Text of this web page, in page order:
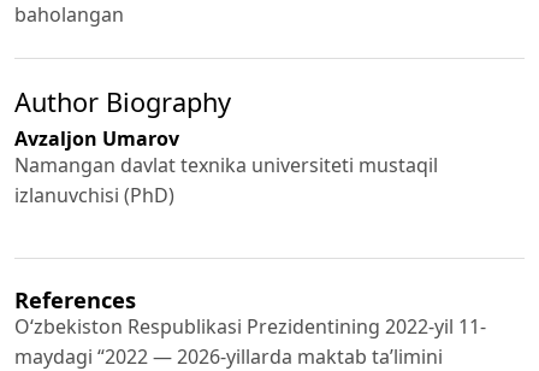
baholangan
Author Biography
Avzaljon Umarov
Namangan davlat texnika universiteti mustaqil
izlanuvchisi (PhD)
References
O‘zbekiston Respublikasi Prezidentining 2022-yil 11-
maydagi “2022 — 2026-yillarda maktab taʼlimini